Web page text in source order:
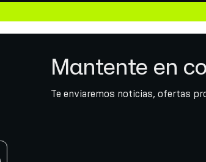
Mantente en
Te enviaremos noticias, ofertas